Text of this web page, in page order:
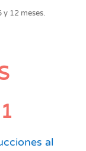
12 meses.
al